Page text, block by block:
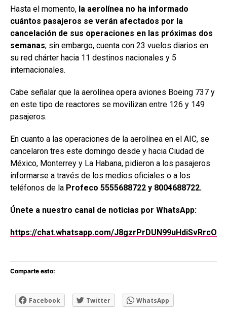
Hasta el momento, la aerolínea no ha informado
cuántos pasajeros se verán afectados por la
cancelación de sus operaciones en las próximas dos
semanas; sin embargo, cuenta con 23 vuelos diarios en
su red chárter hacia 11 destinos nacionales y 5
internacionales.
Cabe señalar que la aerolínea opera aviones Boeing 737 y
en este tipo de reactores se movilizan entre 126 y 149
pasajeros.
En cuanto a las operaciones de la aerolínea en el AIC, se
cancelaron tres este domingo desde y hacia Ciudad de
México, Monterrey y La Habana, pidieron a los pasajeros
informarse a través de los medios oficiales o a los
teléfonos de la Profeco 5555688722 y 8004688722.
Únete a nuestro canal de noticias por WhatsApp:
https://chat.whatsapp.com/J8gzrPrDUN99uHdiSvRrcO
Comparte esto:
Facebook Twitter WhatsApp